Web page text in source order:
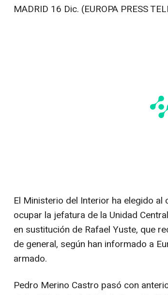
MADRID 16 Dic. (EUROPA PRESS
El Ministerio del Interior ha elegido
ocupar la jefatura de la Unidad
en sustitución de Rafael Yuste, que
de general, según han informado a
armado.
Pedro Merino Castro pasó con